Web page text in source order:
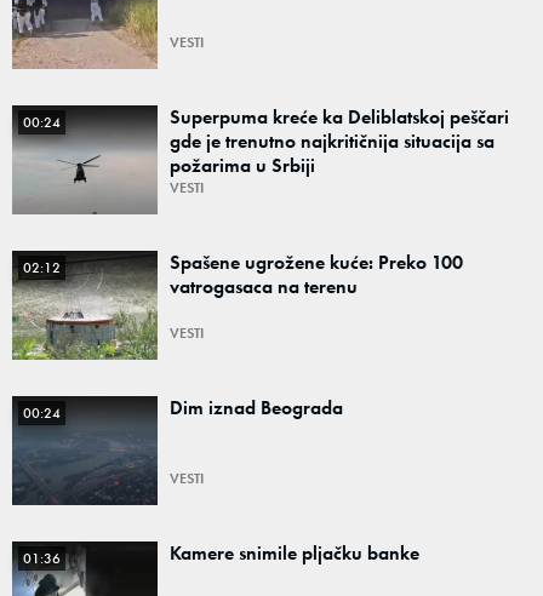
VESTI
00:24
Superpuma kreće ka Deliblatskoj peščari
gde je trenutno najkritičnija situacija sa
požarima u Srbiji
VESTI
02:12
Spašene ugrožene kuće: Preko 100
vatrogasaca na terenu
VESTI
00:24 Dim iznad Beograda
VESTI
01:36 Kamere snimile pljačku banke